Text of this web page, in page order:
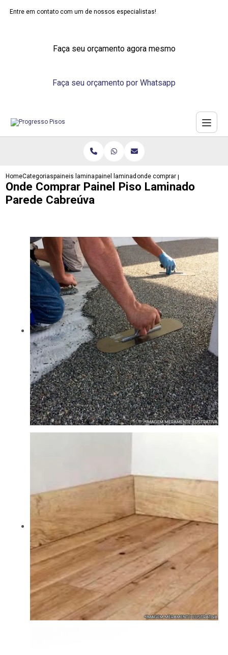
Entre em contato com um de nossos especialistas!
Faça seu orçamento agora mesmo
Faça seu orçamento por Whatsapp
HomeCategoriaspaineis laminadospainel laminado de madeira
onde comprar painel piso
Onde Comprar Painel Piso Laminado
Parede Cabreúva